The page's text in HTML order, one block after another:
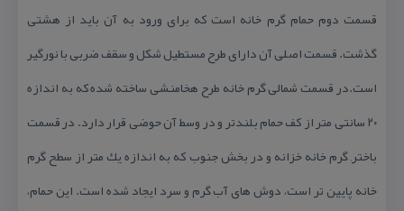
قسمت دوم حمام گرم خانه است كه برای ورود به آن باید از هشتی
گذشت. قسمت اصلی آن دارای طرح مستطیل شكل و سقف ضربی با نورگیر
است.در قسمت شمالی گرم خانه طرح هخامنشی ساخته شده كه به اندازه
۲۰ سانتی متر از كف حمام بلندتر و در وسط آن حوضی قرار دارد. در قسمت
باختر, گرم خانه خزانه و در بخش جنوب كه به اندازه یك متر از سطح گرم
خانه پایین تر است، دوش های آب گرم و سرد ایجاد شده است. این حمام،